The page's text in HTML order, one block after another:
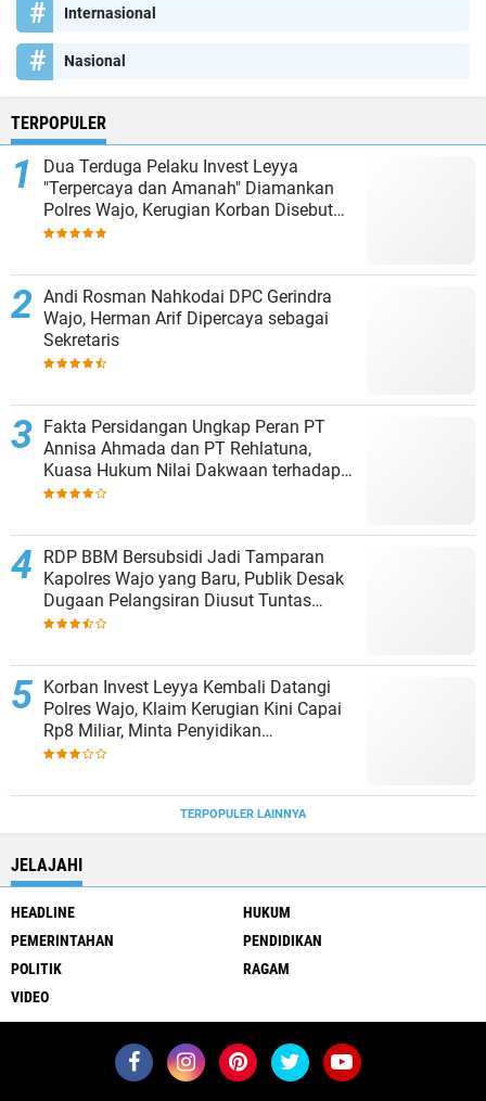
Internasional
Nasional
TERPOPULER
Dua Terduga Pelaku Invest Leyya
"Terpercaya dan Amanah" Diamankan
Polres Wajo, Kerugian Korban Disebut
Capai Rp8 Miliar
Andi Rosman Nahkodai DPC Gerindra
Wajo, Herman Arif Dipercaya sebagai
Sekretaris
Fakta Persidangan Ungkap Peran PT
Annisa Ahmada dan PT Rehlatuna,
Kuasa Hukum Nilai Dakwaan terhadap
Asmar Lambo Tidak Berdasar
RDP BBM Bersubsidi Jadi Tamparan
Kapolres Wajo yang Baru, Publik Desak
Dugaan Pelangsiran Diusut Tuntas
Jangan ada Pembiaran
Korban Invest Leyya Kembali Datangi
Polres Wajo, Klaim Kerugian Kini Capai
Rp8 Miliar, Minta Penyidikan
Dituntaskan
TERPOPULER LAINNYA
JELAJAHI
HEADLINE
HUKUM
PEMERINTAHAN
PENDIDIKAN
POLITIK
RAGAM
VIDEO